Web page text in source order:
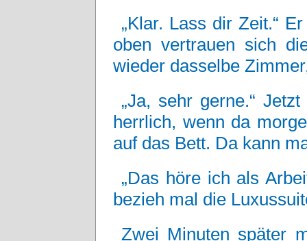
„Klar. Lass dir Zeit.“
oben vertrauen sich
wieder dasselbe
„Ja, sehr gerne.“
herrlich, wenn da
auf das Bett. Da kann
„Das höre ich als
bezieh mal die
Zwei Minuten später